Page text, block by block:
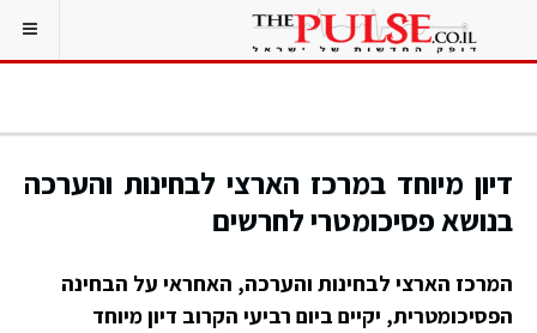
דיון מיוחד במרכז הארצי לבחינות והערכה
בנושא פסיכומטרי לחרשים
המרכז הארצי לבחינות והערכה, האחראי על הבחינה
הפסיכומטרית, יקיים ביום רביעי הקרוב דיון מיוחד